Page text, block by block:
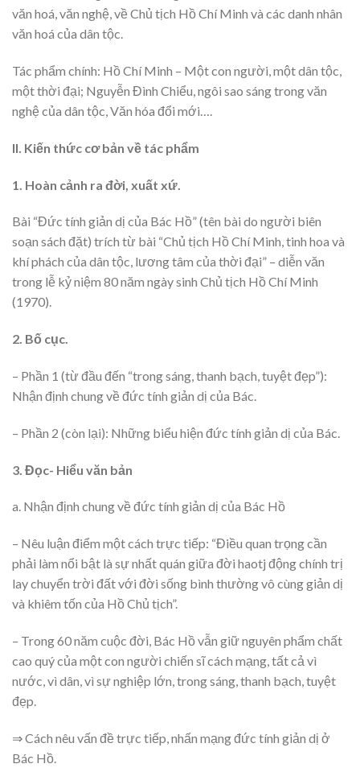
văn hoá, văn nghệ, về Chủ tịch Hồ Chí Minh và các danh nhân
văn hoá của dân tộc.
Tác phẩm chính: Hồ Chí Minh – Một con người, một dân tộc,
một thời đại; Nguyễn Đình Chiểu, ngôi sao sáng trong văn
nghệ của dân tộc, Văn hóa đổi mới….
II. Kiến thức cơ bản về tác phẩm
1. Hoàn cảnh ra đời, xuất xứ.
Bài “Đức tính giản dị của Bác Hồ” (tên bài do người biên
soạn sách đặt) trích từ bài “Chủ tịch Hồ Chí Minh, tinh hoa và
khí phách của dân tộc, lương tâm của thời đại” – diễn văn
trong lễ kỷ niệm 80 năm ngày sinh Chủ tịch Hồ Chí Minh
(1970).
2. Bố cục.
– Phần 1 (từ đầu đến “trong sáng, thanh bạch, tuyệt đẹp”):
Nhận định chung về đức tính giản dị của Bác.
– Phần 2 (còn lại): Những biểu hiện đức tính giản dị của Bác.
3. Đọc- Hiểu văn bản
a. Nhận định chung về đức tính giản dị của Bác Hồ
– Nêu luận điểm một cách trực tiếp: “Điều quan trọng cần
phải làm nổi bật là sự nhất quán giữa đời haotj động chính trị
lay chuyển trời đất với đời sống bình thường vô cùng giản dị
và khiêm tốn của Hồ Chủ tịch”.
– Trong 60 năm cuộc đời, Bác Hồ vẫn giữ nguyên phẩm chất
cao quý của một con người chiến sĩ cách mạng, tất cả vì
nước, vì dân, vì sự nghiệp lớn, trong sáng, thanh bạch, tuyệt
đẹp.
⇒ Cách nêu vấn đề trực tiếp, nhấn mạng đức tính giản dị ở
Bác Hồ.